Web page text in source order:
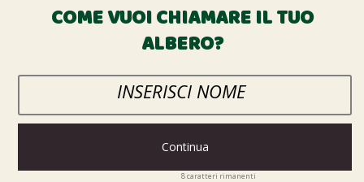
COME VUOI CHIAMARE IL TUO
ALBERO?
Continua
8caratteri rimanenti